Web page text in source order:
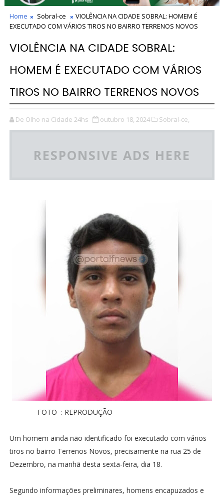
Home Sobral-ce
VIOLÊNCIA NA CIDADE SOBRAL: HOMEM É
EXECUTADO COM VÁRIOS TIROS NO BAIRRO TERRENOS NOVOS
VIOLÊNCIA NA CIDADE SOBRAL:
HOMEM É EXECUTADO COM VÁRIOS
TIROS NO BAIRRO TERRENOS NOVOS
De Olho na Cidade 24hs outubro 18, 2024 Sobral-ce,
RESPONSIVE ADS HERE
FOTO : REPRODUÇÃO
Um homem ainda não identificado foi executado com vários
tiros no bairro Terrenos Novos, precisamente na rua 25 de
Dezembro, na manhã desta sexta-feira, dia 18.
Segundo informações preliminares, homens encapuzados e